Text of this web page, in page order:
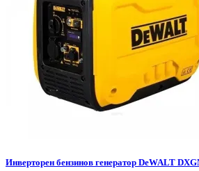
Инверторен бензинов генератор DeWALT